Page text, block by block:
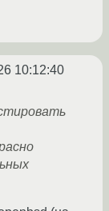
10:12:40